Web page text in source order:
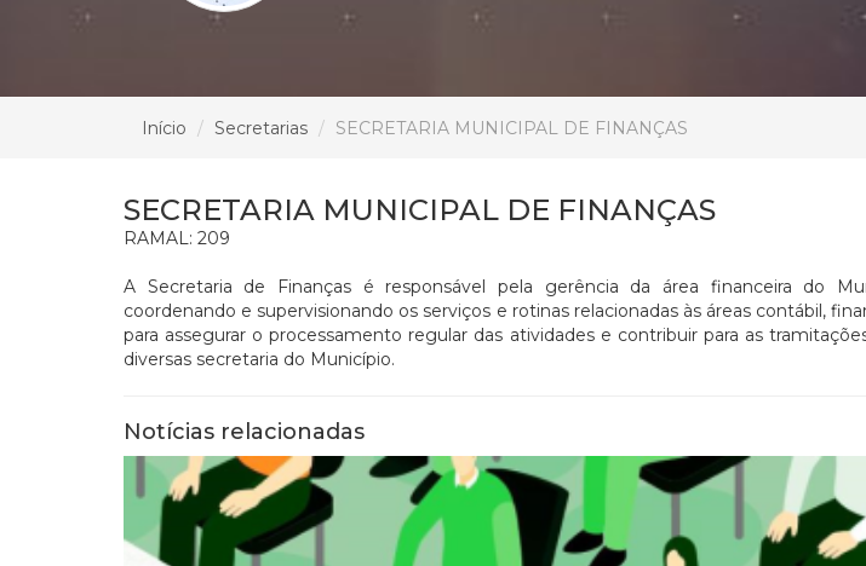
Início Secretarias SECRETARIA MUNICIPAL DE FINANÇAS
SECRETARIA MUNICIPAL DE FINANÇAS
RAMAL: 209
A Secretaria de Finanças é responsável pela gerência da área financeira do
coordenando e supervisionando os serviços e rotinas relacionadas às áreas contábil,
para assegurar o processamento regular das atividades e contribuir para as
diversas secretaria do Município.
Notícias relacionadas